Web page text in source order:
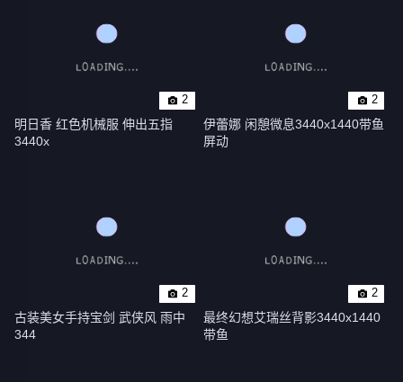
2
明日香 红色机械服 伸出五指
3440x
2
伊蕾娜 闲憩微息3440x1440带鱼
屏动
2
古装美女手持宝剑 武侠风 雨中
344
2
最终幻想艾瑞丝背影3440x1440
带鱼